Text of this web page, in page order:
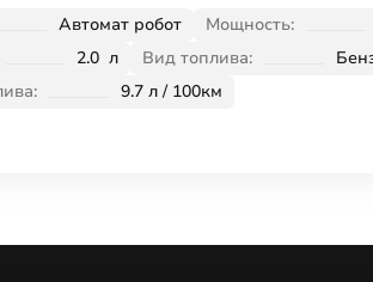
Автомат робот Мощность:
2.0 л Вид топлива:
9.7 л / 100км